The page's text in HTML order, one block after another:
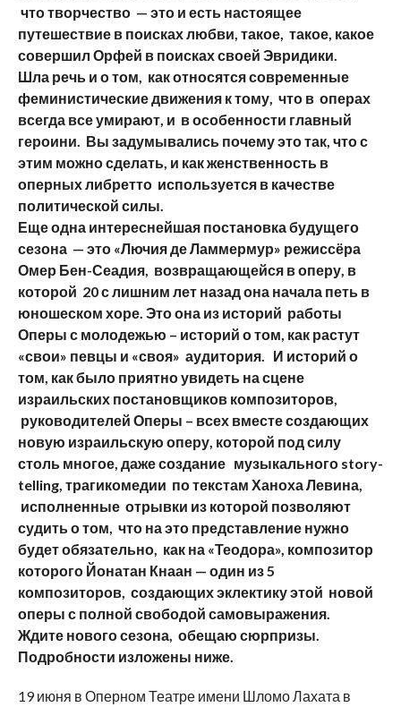
что творчество — это и есть настоящее
путешествие в поисках любви, такое, такое, какое
совершил Орфей в поисках своей Эвридики.
Шла речь и о том, как относятся современные
феминистические движения к тому, что в операх
всегда все умирают, и в особенности главный
героини. Вы задумывались почему это так, что с
этим можно сделать, и как женственность в
оперных либретто используется в качестве
политической силы.
Еще одна интереснейшая постановка будущего
сезона — это «Лючия де Ламмермур» режиссёра
Омер Бен-Сеадия, возвращающейся в оперу, в
которой 20 с лишним лет назад она начала петь в
юношеском хоре. Это она из историй работы
Оперы с молодежью – историй о том, как растут
«свои» певцы и «своя» аудитория. И историй о
том, как было приятно увидеть на сцене
израильских постановщиков композиторов,
руководителей Оперы – всех вместе создающих
новую израильскую оперу, которой под силу
столь многое, даже создание музыкального story-
telling, трагикомедии по текстам Ханоха Левина,
исполненные отрывки из которой позволяют
судить о том, что на это представление нужно
будет обязательно, как на «Теодора», композитор
которого Йонатан Кнаан — один из 5
композиторов, создающих эклектику этой новой
оперы с полной свободой самовыражения.
Ждите нового сезона, обещаю сюрпризы.
Подробности изложены ниже.
19 июня в Оперном Театре имени Шломо Лахата в